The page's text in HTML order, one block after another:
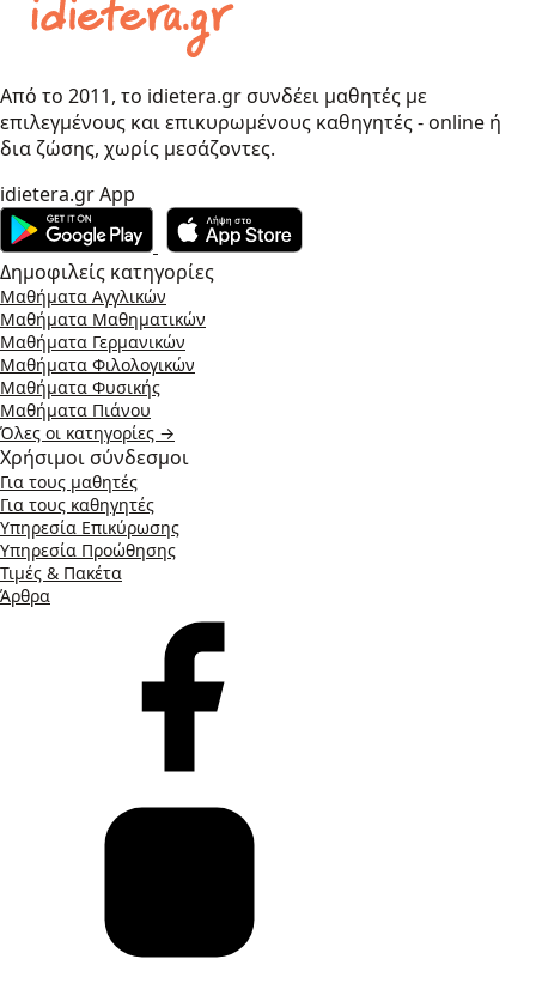
Από το 2011, το idietera.gr συνδέει μαθητές με
επιλεγμένους και επικυρωμένους καθηγητές - online ή
δια ζώσης, χωρίς μεσάζοντες.
idietera.gr App
Δημοφιλείς κατηγορίες
Μαθήματα Αγγλικών
Μαθήματα Μαθηματικών
Μαθήματα Γερμανικών
Μαθήματα Φιλολογικών
Μαθήματα Φυσικής
Μαθήματα Πιάνου
Όλες οι κατηγορίες →
Χρήσιμοι σύνδεσμοι
Για τους μαθητές
Για τους καθηγητές
Υπηρεσία Επικύρωσης
Υπηρεσία Προώθησης
Τιμές & Πακέτα
Άρθρα